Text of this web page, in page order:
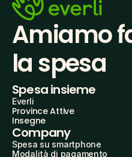
Amiamo
la spesa
Spesa insieme
Everli
Province Attive
Insegne
Company
Spesa su smartphone
Modalità di pagamento